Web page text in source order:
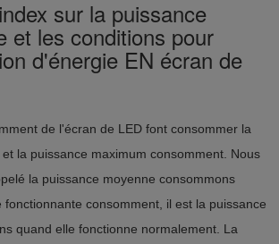
sur la puissance
et les conditions pour
d'énergie EN écran de
de l'écran de LED font consommer la
la puissance maximum consomment. Nous
la puissance moyenne consommons
fonctionnante consomment, il est la puissance
quand elle fonctionne normalement. La